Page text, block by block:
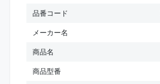
品番コード
メーカー名
商品名
商品型番